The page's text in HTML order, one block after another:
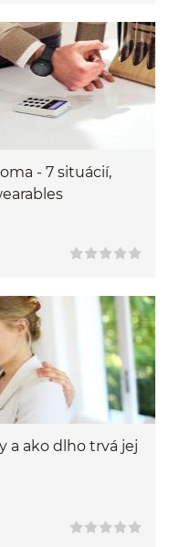
- 7 situácií,
a ako dlho trvá jej